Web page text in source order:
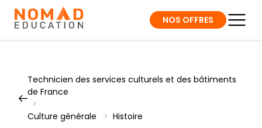
NOS OFFRES
Technicien des services culturels et des bâtiments
de France
>
Culture générale
> Histoire